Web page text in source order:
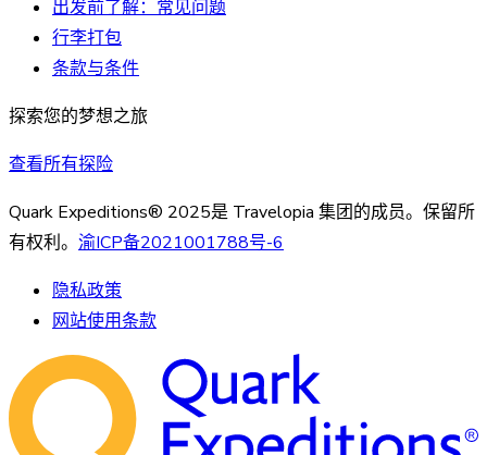
出发前了解：常见问题
行李打包
条款与条件
探索您的梦想之旅
查看所有探险
Quark Expeditions® 2025是 Travelopia 集团的成员。保留所
有权利。 渝ICP备2021001788号-6
隐私政策
网站使用条款